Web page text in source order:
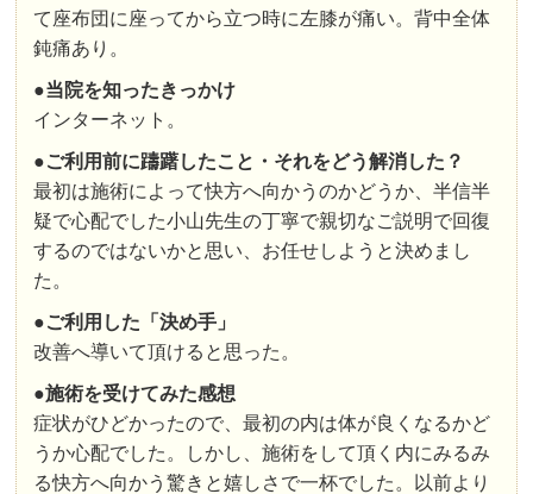
て座布団に座ってから立つ時に左膝が痛い。背中全体
鈍痛あり。
●当院を知ったきっかけ
インターネット。
●ご利用前に躊躇したこと・それをどう解消した？
最初は施術によって快方へ向かうのかどうか、半信半
疑で心配でした小山先生の丁寧で親切なご説明で回復
するのではないかと思い、お任せしようと決めまし
た。
●ご利用した「決め手」
改善へ導いて頂けると思った。
●施術を受けてみた感想
症状がひどかったので、最初の内は体が良くなるかど
うか心配でした。しかし、施術をして頂く内にみるみ
る快方へ向かう驚きと嬉しさで一杯でした。以前より